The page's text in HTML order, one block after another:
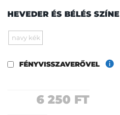
HEVEDER ÉS BÉLÉS SZÍNE
navy kék
FÉNYVISSZAVERŐVEL
6 250 FT